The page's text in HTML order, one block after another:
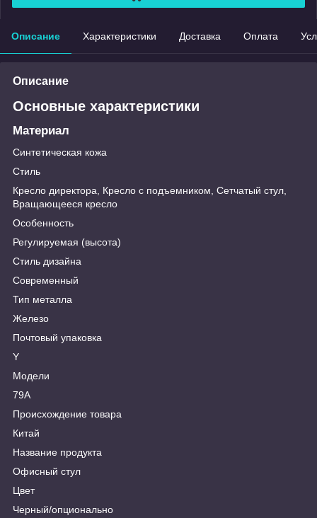
Описание Характеристики Доставка Оплата
Описание
Основные характеристики
Материал
Синтетическая кожа
Стиль
Кресло директора, Кресло с подъемником, Сетчатый стул,
Вращающееся кресло
Особенность
Регулируемая (высота)
Стиль дизайна
Современный
Тип металла
Железо
Почтовый упаковка
Y
Модели
79A
Происхождение товара
Китай
Название продукта
Офисный стул
Цвет
Черный/опционально